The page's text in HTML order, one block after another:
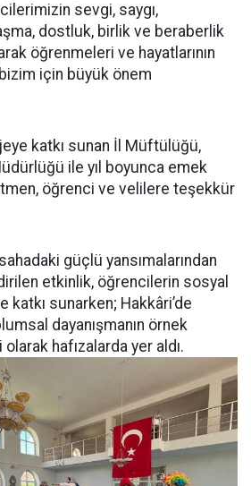
sevgi, saygı,
dostluk, birlik ve beraberlik
öğrenmeleri ve hayatlarının
için büyük önem
katkı sunan İl Müftülüğü,
ile yıl boyunca emek
öğrenci ve velilere teşekkür
güçlü yansımalarından
etkinlik, öğrencilerin sosyal
katkı sunarken; Hakkâri’de
dayanışmanın örnek
hafızalarda yer aldı.